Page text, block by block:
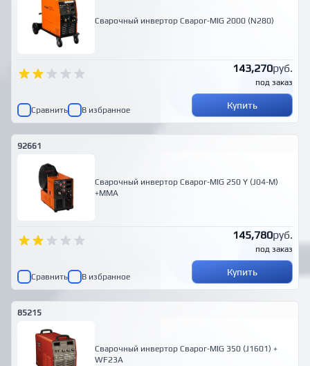
Сварочный инвертор Сварог-MIG 2000 (N280)
143,270руб.
под заказ
Сравнить В избранное Купить
92661
Сварочный инвертор Сварог-MIG 250 Y (J04-M)
+MMA
145,780руб.
под заказ
Сравнить В избранное Купить
85215
Сварочный инвертор Сварог-MIG 350 (J1601) +
WF23A